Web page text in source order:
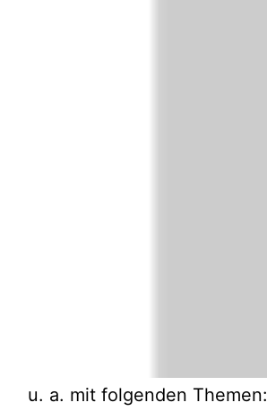
u. a. mit folgenden Themen: